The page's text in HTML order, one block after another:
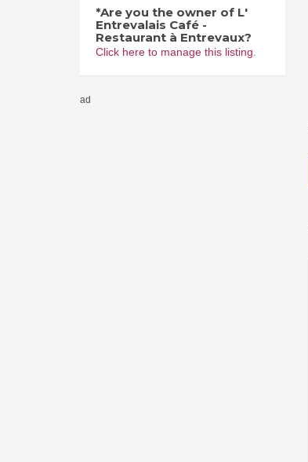
*Are you the owner of L'
Entrevalais Café -
Restaurant à Entrevaux?
Click here to manage this listing.
ad